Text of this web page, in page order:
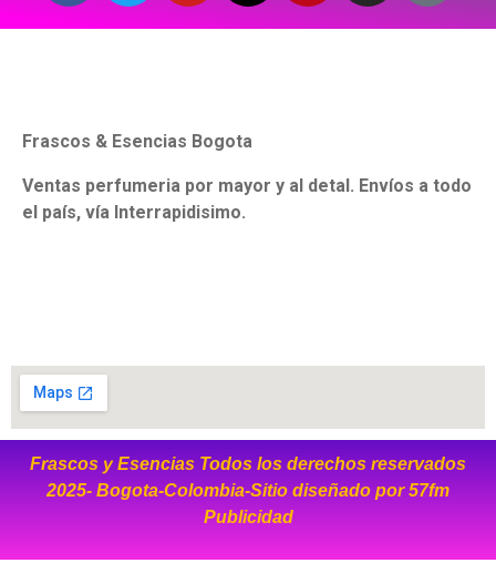
Frascos & Esencias Bogota
Ventas perfumeria por mayor y al detal. Envíos a todo
el país, vía Interrapidisimo.
Frascos y Esencias Todos los derechos reservados
2025- Bogota-Colombia-Sitio diseñado por57fm
Publicidad